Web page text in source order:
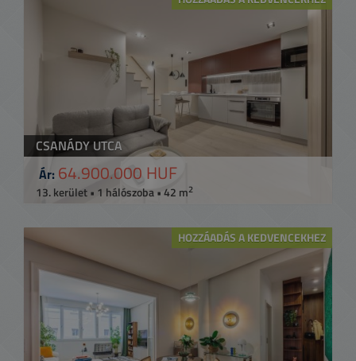
CSANÁDY UTCA
Ár: 64.900.000 HUF
13. kerület • 1 hálószoba • 42 m2
HOZZÁADÁS A KEDVENCEKHEZ